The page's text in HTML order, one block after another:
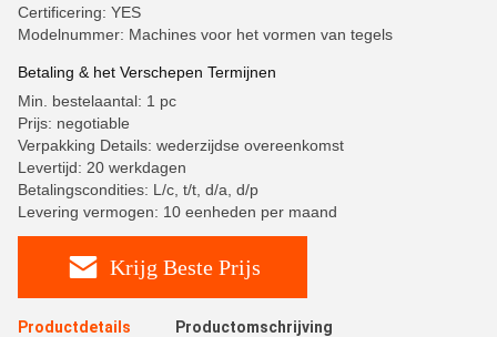
Certificering: YES
Modelnummer: Machines voor het vormen van tegels
Betaling & het Verschepen Termijnen
Min. bestelaantal: 1 pc
Prijs: negotiable
Verpakking Details: wederzijdse overeenkomst
Levertijd: 20 werkdagen
Betalingscondities: L/c, t/t, d/a, d/p
Levering vermogen: 10 eenheden per maand
Krijg Beste Prijs
Productdetails Productomschrijving